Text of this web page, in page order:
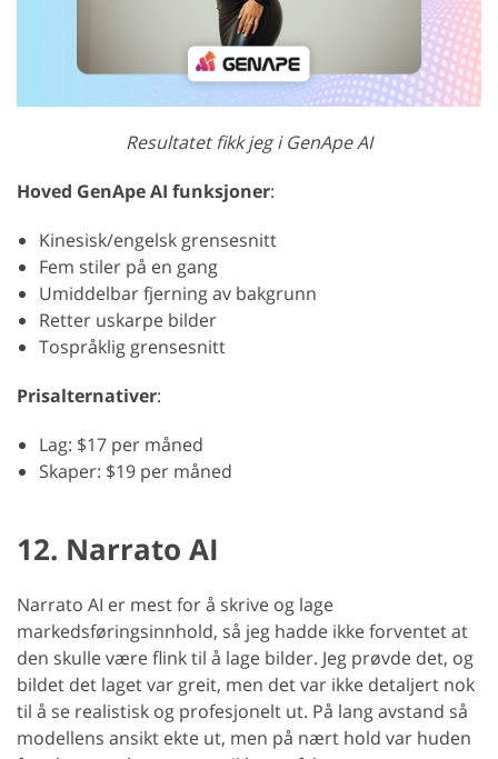
Resultatet fikk jeg i GenApe AI
Hoved GenApe AI funksjoner:
Kinesisk/engelsk grensesnitt
Fem stiler på en gang
Umiddelbar fjerning av bakgrunn
Retter uskarpe bilder
Tospråklig grensesnitt
Prisalternativer:
Lag: $17 per måned
Skaper: $19 per måned
12. Narrato AI
Narrato AI er mest for å skrive og lage
markedsføringsinnhold, så jeg hadde ikke forventet at
den skulle være flink til å lage bilder. Jeg prøvde det, og
bildet det laget var greit, men det var ikke detaljert nok
til å se realistisk og profesjonelt ut. På lang avstand så
modellens ansikt ekte ut, men på nært hold var huden